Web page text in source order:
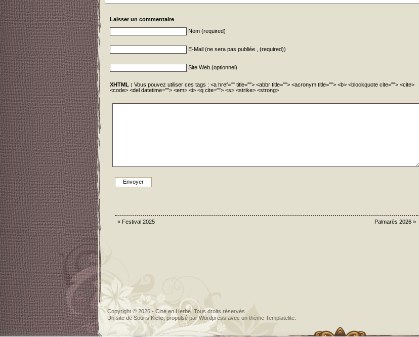
Laisser un commentaire
Nom (required)
E-Mail (ne sera pas publiée , (required))
Site Web (optionnel)
XHTML : Vous pouvez utiliser ces tags : <a href="" title=""> <abbr title=""> <acronym title=""> <b> <blockquote cite=""> <cite>
<code> <del datetime=""> <em> <i> <q cite=""> <s> <strike> <strong>
« Festival 2025 Palmarès 2026 »
Copyright © 2026 - Ciné en Herbe. Tous droits réservés.
Un site de Souris Kiclic, propulsé parWordpress avec un thème Templatelite